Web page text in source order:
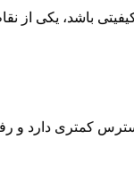
باشد، یکی
کمتری دارد و